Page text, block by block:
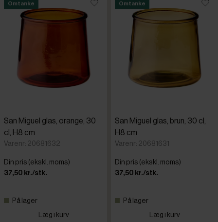
Omtanke
San Miguel glas, orange, 30
cl, H8 cm
Varenr: 20681632
Din pris (ekskl. moms)
37,50 kr./stk.
På lager
Læg i kurv
Omtanke
San Miguel glas, brun, 30 cl,
H8 cm
Varenr: 20681631
Din pris (ekskl. moms)
37,50 kr./stk.
På lager
Læg i kurv